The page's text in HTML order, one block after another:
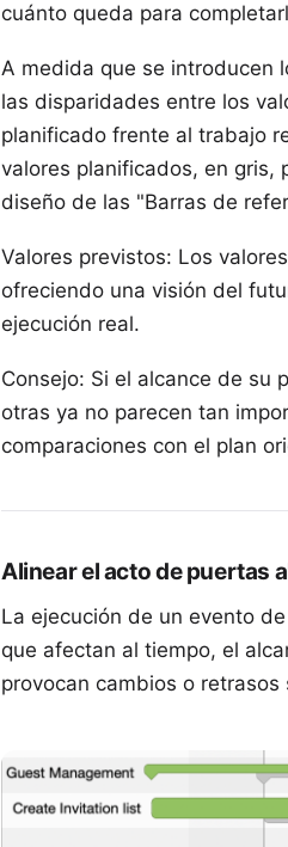
cuánto queda para
A medida que se introducen
las disparidades entre los
planificado frente al trabajo
valores planificados, en gris,
diseño de las "Barras de
Valores previstos: Los
ofreciendo una visión del
ejecución real.
Consejo: Si el alcance de su
otras ya no parecen tan
comparaciones con el plan
Alinear el acto de puertas
La ejecución de un evento
que afectan al tiempo, el
provocan cambios o retrasos